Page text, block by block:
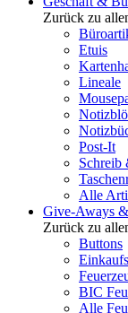
Zurück zu
Etuis
Lineale
Post-It
Schreib
Alle
Give-Aways
Zurück zu
Buttons
BIC
Alle